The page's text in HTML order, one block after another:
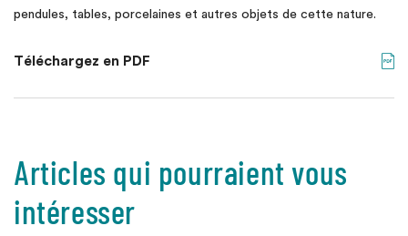
pendules, tables, porcelaines et autres objets de cette nature.
Téléchargez en PDF
Articles qui pourraient vous
intéresser